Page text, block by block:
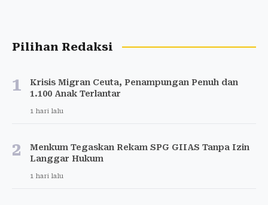
Pilihan Redaksi
1
Krisis Migran Ceuta, Penampungan Penuh dan
1.100 Anak Terlantar
1 hari lalu
2
Menkum Tegaskan Rekam SPG GIIAS Tanpa Izin
Langgar Hukum
1 hari lalu